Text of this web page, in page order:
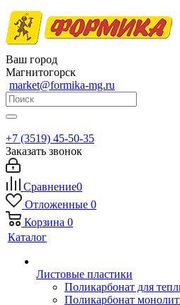
Ваш город
Магнитогорск
market@formika-mg.ru
+7 (3519) 45-50-35
Заказать звонок
Сравнение0
Отложенные 0
Корзина 0
Каталог
Листовые пластики
Поликарбонат для
Поликарбонат